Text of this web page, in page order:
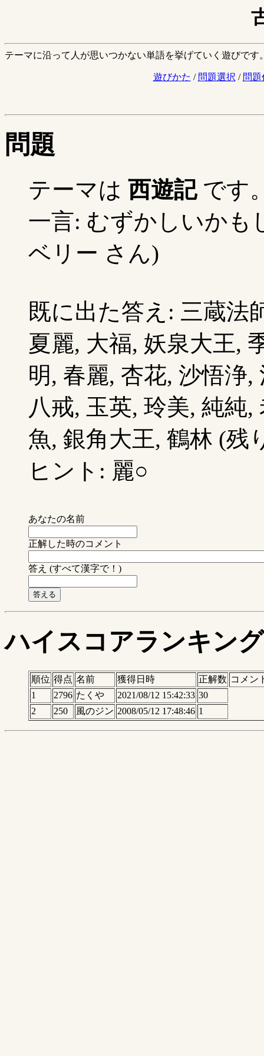
テーマに沿って人が思いつかない単語を挙げていく遊びです
遊びかた / 問題選択 / 問題
問題
テーマは 西遊記です
一言: むずかしいかも
ベリー さん)
既に出た答え: 三蔵法
夏麗, 大福, 妖泉大王,
明, 春麗, 杏花, 沙悟浄
八戒, 玉英, 玲美, 純純
魚, 銀角大王, 鶴林 (残
ヒント: 麗○
あなたの名前
正解した時のコメント
答え (すべて漢字で！)
ハイスコアランキング
順位 得点 名前 獲得日時 正解数 コメン
1
2796 たくや 2021/08/12 15:42:33 30
2
250 風のジン 2008/05/12 17:48:46 1